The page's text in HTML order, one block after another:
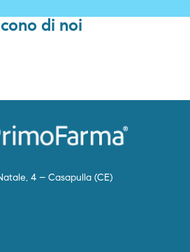
di noi
4 – Casapulla (CE)